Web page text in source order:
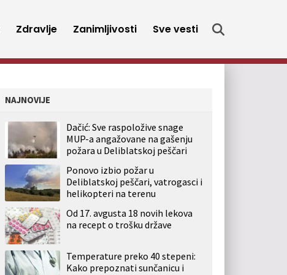
Zdravlje Zanimljivosti Sve vesti
NAJNOVIJE
Dačić: Sve raspoložive snage
MUP-a angažovane na gašenju
požara u Deliblatskoj peščari
Ponovo izbio požar u
Deliblatskoj peščari, vatrogasci i
helikopteri na terenu
Od 17. avgusta 18 novih lekova
na recept o trošku države
Temperature preko 40 stepeni:
Kako prepoznati sunčanicu i